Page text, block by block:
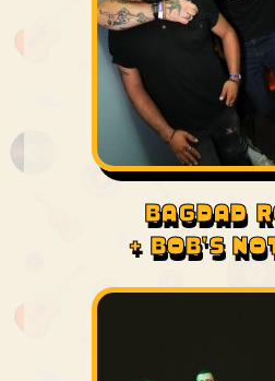
BAGDAD
+ BOB'S